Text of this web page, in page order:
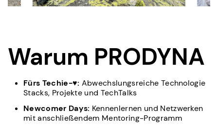
Warum PRODYNA
Fürs Techie-♥: Abwechslungsreiche Technologie
Stacks, Projekte und TechTalks
Newcomer Days: Kennenlernen und Netzwerken
mit anschließendem Mentoring-Programm